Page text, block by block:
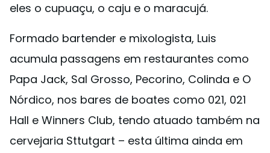
eles o cupuaçu, o caju e o maracujá.
Formado bartender e mixologista, Luis
acumula passagens em restaurantes como
Papa Jack, Sal Grosso, Pecorino, Colinda e O
Nórdico, nos bares de boates como 021, 021
Hall e Winners Club, tendo atuado também na
cervejaria Sttutgart – esta última ainda em